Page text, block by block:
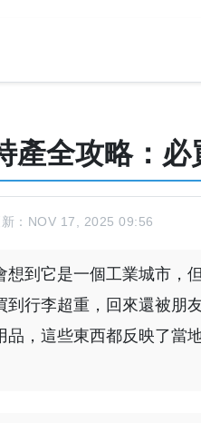
產全攻略：
：NOV 17, 2025 09:56
想到它是一個工業城市，
到行李超重，回來還被朋
品，這些東西都反映了當